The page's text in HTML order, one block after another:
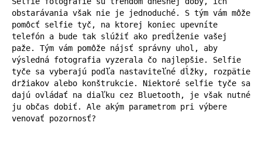
obstarávania však nie je jednoduché. S tým vám môže
pomôcť selfie tyč, na ktorej koniec upevníte
telefón a bude tak slúžiť ako predĺženie vašej
paže. Tým vám pomôže nájsť správny uhol, aby
výsledná fotografia vyzerala čo najlepšie. Selfie
tyče sa vyberajú podľa nastaviteľné dĺžky, rozpätie
držiakov alebo konštrukcie. Niektoré selfie tyče sa
dajú ovládať na diaľku cez Bluetooth, je však nutné
ju občas dobiť. Ale akým parametrom pri výbere
venovať pozornosť?